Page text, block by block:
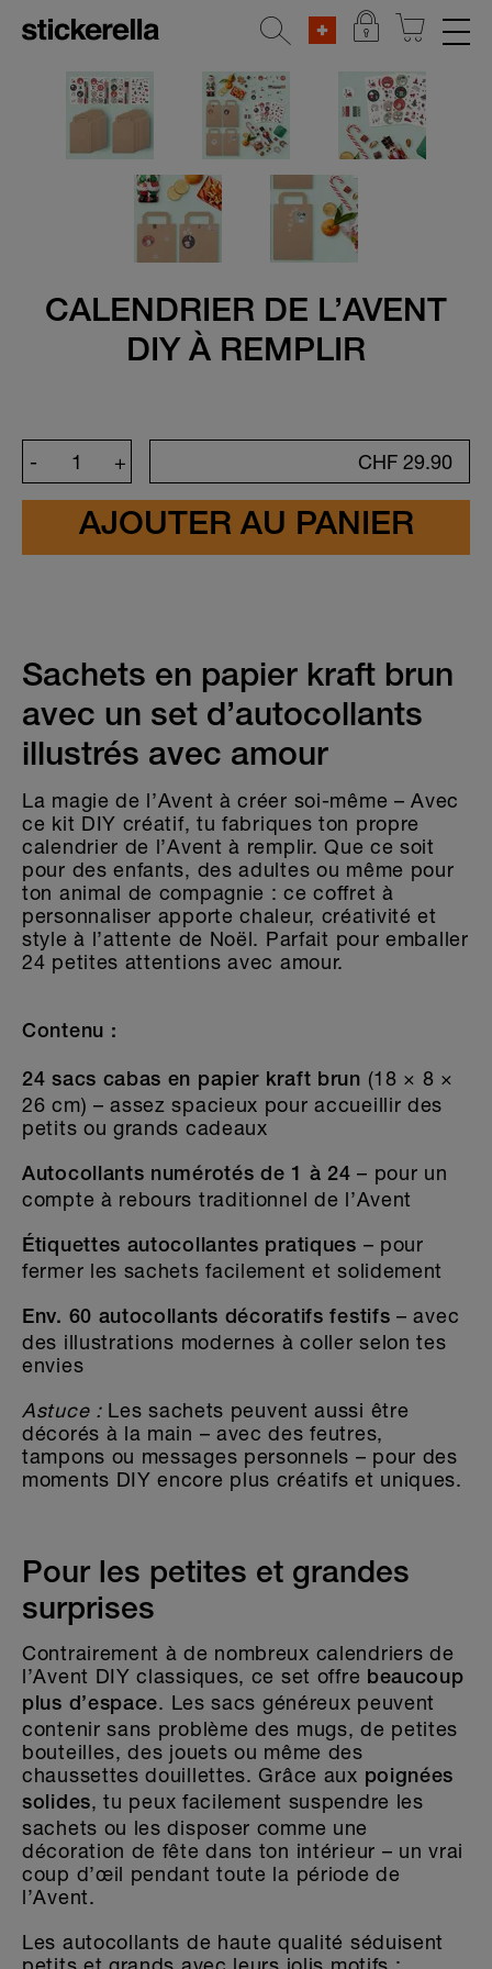
AUTOCOLLANTS RÉFLÉCHISSANTS
SETS D'AUTOCOLLANTS
POUR VÊTEMENTS
ÉTIQUETTES POUR OBJETS
MAISON & DÉCORATION
Sticker pour porte
Étiquettes d'adresse
Chèques-Cadeaux
CALENDRIER DE L’AVENT
DIY À REMPLIR
+
- CHF 29.90
Sachets en papier kraft brun
avec un set d’autocollants
illustrés avec amour
La magie de l’Avent à créer soi-même – Avec
ce kit DIY créatif, tu fabriques ton propre
calendrier de l’Avent à remplir. Que ce soit
pour des enfants, des adultes ou même pour
ton animal de compagnie : ce coffret à
personnaliser apporte chaleur, créativité et
style à l’attente de Noël. Parfait pour emballer
24 petites attentions avec amour.
Contenu :
24 sacs cabas en papier kraft brun (18 × 8 ×
26 cm) – assez spacieux pour accueillir des
petits ou grands cadeaux
Autocollants numérotés de 1 à 24 – pour un
compte à rebours traditionnel de l’Avent
Étiquettes autocollantes pratiques – pour
fermer les sachets facilement et solidement
Env. 60 autocollants décoratifs festifs – avec
des illustrations modernes à coller selon tes
envies
Astuce :Les sachets peuvent aussi être
décorés à la main – avec des feutres,
tampons ou messages personnels – pour des
moments DIY encore plus créatifs et uniques.
Pour les petites et grandes
surprises
Contrairement à de nombreux calendriers de
l’Avent DIY classiques, ce set offre beaucoup
plus d’espace. Les sacs généreux peuvent
contenir sans problème des mugs, de petites
bouteilles, des jouets ou même des
chaussettes douillettes. Grâce aux poignées
solides, tu peux facilement suspendre les
sachets ou les disposer comme une
décoration de fête dans ton intérieur – un vrai
coup d’œil pendant toute la période de
l’Avent.
Les autocollants de haute qualité séduisent